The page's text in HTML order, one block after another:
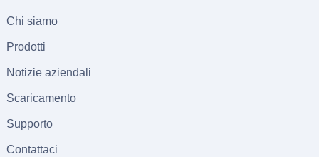
Chi siamo
Prodotti
Notizie aziendali
Scaricamento
Supporto
Contattaci